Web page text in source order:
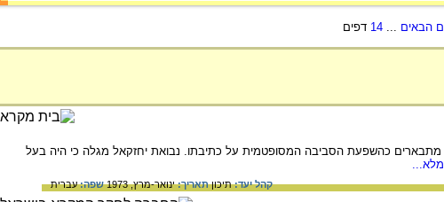
הבאים ...
14 דפים
מתבארים כהשפעת הסביבה המסופטמית על כתיבתו. נבואת יחזקאל מגלה כי היה בעל
קהל יעד:תיכוןתאריך:ינואר-מרץ, 1973 שפה:עברית